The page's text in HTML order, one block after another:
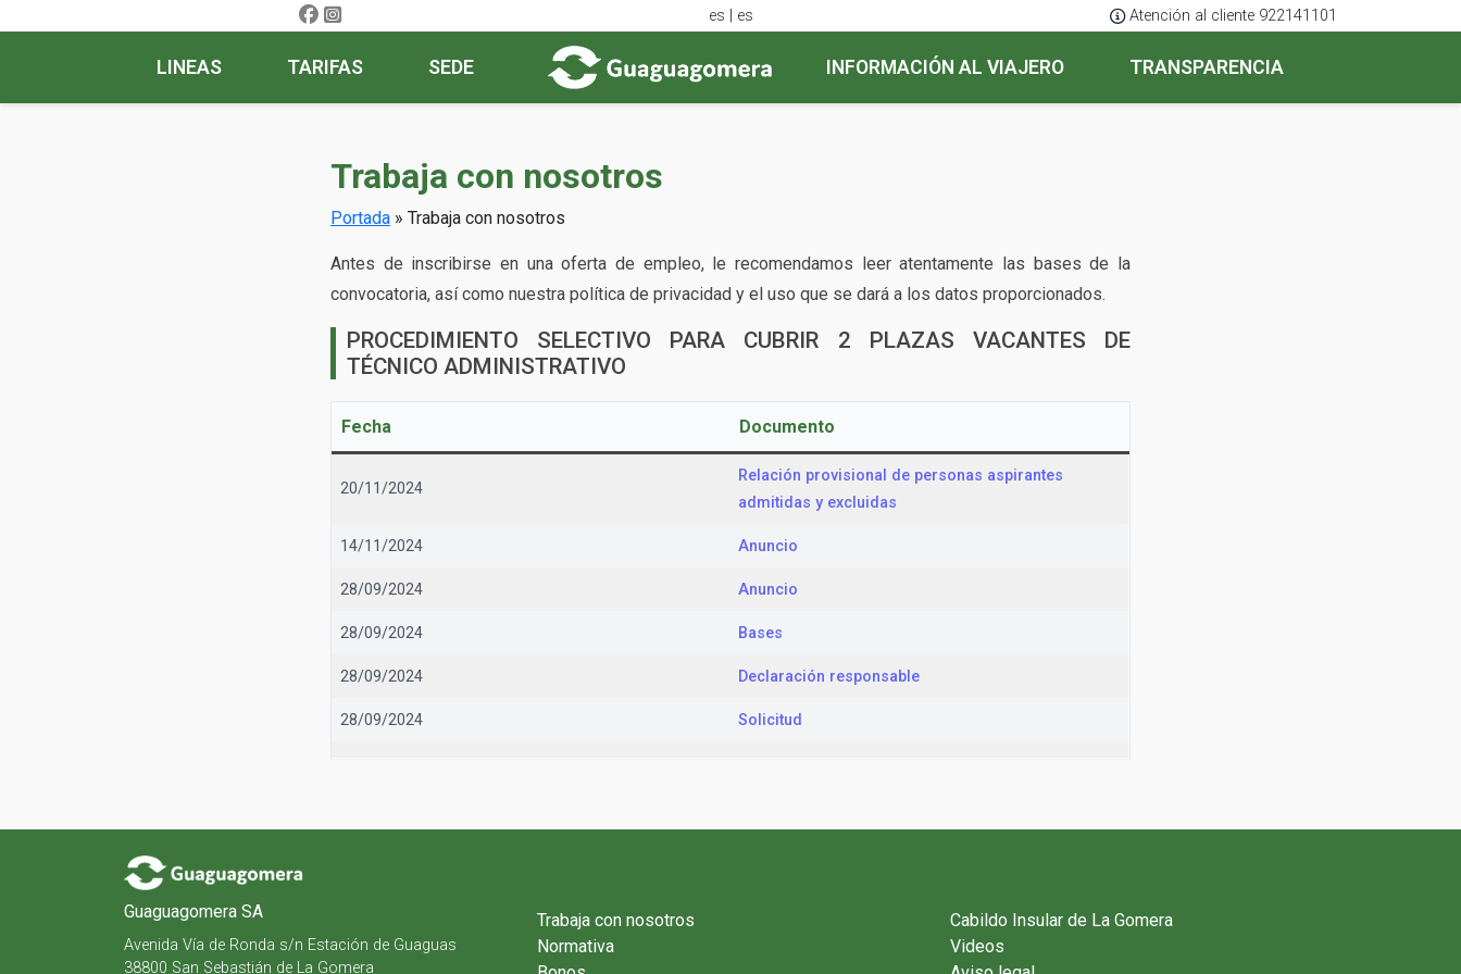
es | es Atención al cliente 922141101
LINEAS TARIFAS SEDE INFORMACIÓN AL VIAJERO TRANSPARENCIA
Trabaja con nosotros
Portada » Trabaja con nosotros
Antes de inscribirse en una oferta de empleo, le recomendamos leer atentamente las bases de la
convocatoria, así como nuestra política de privacidad y el uso que se dará a los datos proporcionados.
PROCEDIMIENTO SELECTIVO PARA CUBRIR 2 PLAZAS VACANTES DE
TÉCNICO ADMINISTRATIVO
Fecha Documento
20/11/2024
Relación provisional de personas aspirantes
admitidas y excluidas
14/11/2024 Anuncio
28/09/2024 Anuncio
28/09/2024 Bases
28/09/2024 Declaración responsable
28/09/2024 Solicitud
Guaguagomera SA
Avenida Vía de Ronda s/n Estación de Guaguas
38800 San Sebastián de La Gomera
Trabaja con nosotros
Normativa
Cabildo Insular de La Gomera
Videos